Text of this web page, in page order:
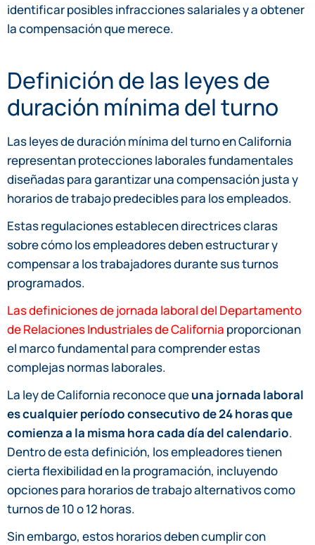
identificar posibles infracciones salariales y a obtener
la compensación que merece.
Definición de las leyes de
duración mínima del turno
Las leyes de duración mínima del turno en California
representan protecciones laborales fundamentales
diseñadas para garantizar una compensación justa y
horarios de trabajo predecibles para los empleados.
Estas regulaciones establecen directrices claras
sobre cómo los empleadores deben estructurar y
compensar a los trabajadores durante sus turnos
programados.
Las definiciones de jornada laboral del Departamento
de Relaciones Industriales de California proporcionan
el marco fundamental para comprender estas
complejas normas laborales.
La ley de California reconoce queuna jornada laboral
es cualquier período consecutivo de 24 horas que
comienza a la misma hora cada día del calendario.
Dentro de esta definición, los empleadores tienen
cierta flexibilidad en la programación, incluyendo
opciones para horarios de trabajo alternativos como
turnos de 10 o 12 horas.
Sin embargo, estos horarios deben cumplir con